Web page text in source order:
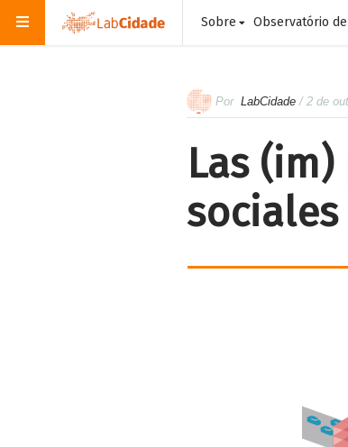
Sobre Observatório
Por LabCidade / 2 de
Las
sociales